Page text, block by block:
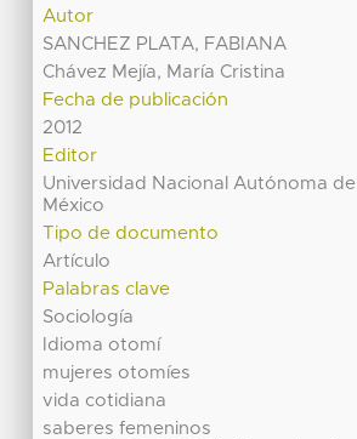
Autor
SANCHEZ PLATA, FABIANA
Chávez Mejía, María Cristina
Fecha de publicación
2012
Editor
Universidad Nacional Autónoma de
México
Tipo de documento
Artículo
Palabras clave
Sociología
Idioma otomí
mujeres otomíes
vida cotidiana
saberes femeninos